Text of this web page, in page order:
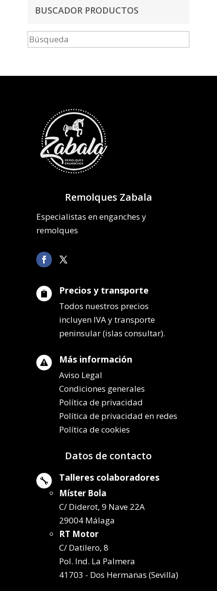
BUSCADOR PRODUCTOS
Remolques Zabala
Especialistas en enganches y
remolques
 Precios y transporte
Todos nuestros precios
incluyen IVA y transporte
peninsular (islas consultar).
 Más información
Aviso Legal
Condiciones generales
Política de privacidad
Política de privacidad en redes
Política de cookies
Datos de contacto
 Talleres colaboradores
Míster Bola
C/ Diderot, 9 Nave 22A
29004 Málaga
RT Motor
C/ Datilero, 8
Pol. Ind. La Palmera
41703 - Dos Hermanas (Sevilla)